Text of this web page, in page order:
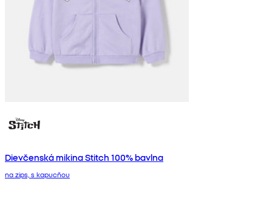
Dievčenská mikina Stitch 100% bavlna
na zips, s kapucňou